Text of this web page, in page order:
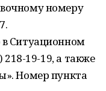
номеру
Ситуационном
19-19, а также
Номер пункта